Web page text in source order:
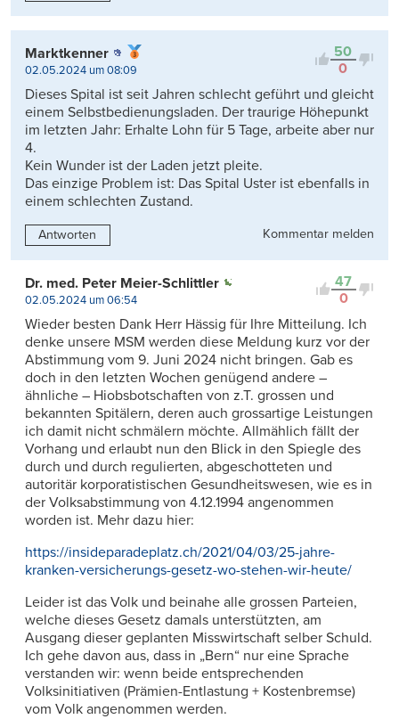
50
0
Marktkenner
02.05.2024 um 08:09
Dieses Spital ist seit Jahren schlecht geführt und gleicht
einem Selbstbedienungsladen. Der traurige Höhepunkt
im letzten Jahr: Erhalte Lohn für 5 Tage, arbeite aber nur
4.
Kein Wunder ist der Laden jetzt pleite.
Das einzige Problem ist: Das Spital Uster ist ebenfalls in
einem schlechten Zustand.
Antworten Kommentar melden
47
0
Dr. med. Peter Meier-Schlittler
02.05.2024 um 06:54
Wieder besten Dank Herr Hässig für Ihre Mitteilung. Ich
denke unsere MSM werden diese Meldung kurz vor der
Abstimmung vom 9. Juni 2024 nicht bringen. Gab es
doch in den letzten Wochen genügend andere –
ähnliche – Hiobsbotschaften von z.T. grossen und
bekannten Spitälern, deren auch grossartige Leistungen
ich damit nicht schmälern möchte. Allmählich fällt der
Vorhang und erlaubt nun den Blick in den Spiegle des
durch und durch regulierten, abgeschotteten und
autoritär korporatistischen Gesundheitswesen, wie es in
der Volksabstimmung von 4.12.1994 angenommen
worden ist. Mehr dazu hier:
https://insideparadeplatz.ch/2021/04/03/25-jahre-
kranken-versicherungs-gesetz-wo-stehen-wir-heute/
Leider ist das Volk und beinahe alle grossen Parteien,
welche dieses Gesetz damals unterstützten, am
Ausgang dieser geplanten Misswirtschaft selber Schuld.
Ich gehe davon aus, dass in „Bern“ nur eine Sprache
verstanden wir: wenn beide entsprechenden
Volksinitiativen (Prämien-Entlastung + Kostenbremse)
vom Volk angenommen werden.